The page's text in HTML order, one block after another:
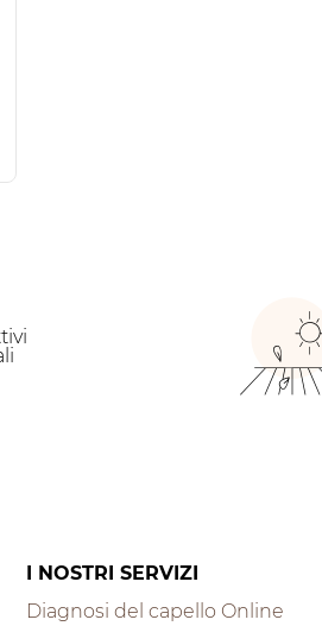
I NOSTRI SERVIZI
Diagnosi del capello Online